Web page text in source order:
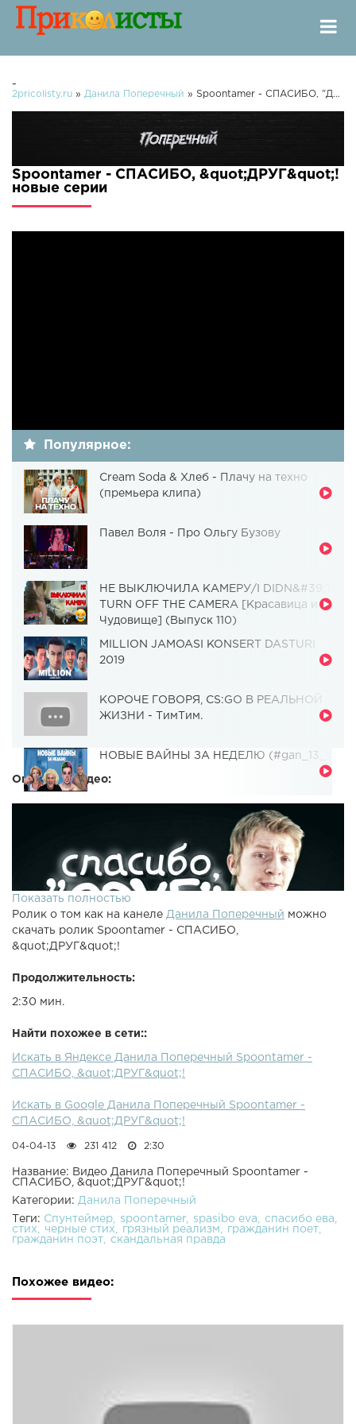
-
2pricolisty.ru » Данила Поперечный » Spoontamer - СПАСИБО, "ДРУГ"!
Spoontamer - СПАСИБО, &quot;ДРУГ&quot;!
новые серии
Популярное:
Cream Soda & Хлеб - Плачу на техно
(премьера клипа)
Павел Воля - Про Ольгу Бузову
НЕ ВЫКЛЮЧИЛА КАМЕРУ/I DIDN&#39;T
TURN OFF THE CAMERA [Красавица и
Чудовище] (Выпуск 110)
MILLION JAMOASI KONSERT DASTURI
2019
КОРОЧЕ ГОВОРЯ, CS:GO В РЕАЛЬНОЙ
ЖИЗНИ - ТимТим.
НОВЫЕ ВАЙНЫ ЗА НЕДЕЛЮ (#gan_13_)
Описание видео:
Показать полностью
Ролик о том как на канеле Данила Поперечный
можно
скачать ролик Spoontamer - СПАСИБО,
&quot;ДРУГ&quot;!
Продолжительность:
2:30 мин.
Найти похожее в сети::
Искать в Яндексе Данила Поперечный Spoontamer -
СПАСИБО, &quot;ДРУГ&quot;!
Искать в Google Данила Поперечный Spoontamer -
СПАСИБО, &quot;ДРУГ&quot;!
04-04-13 231 412 2:30
Название: Видео Данила Поперечный Spoontamer -
СПАСИБО, &quot;ДРУГ&quot;!
Категории: Данила Поперечный
Теги: Спунтеймер spoontamer spasibo eva
спасибо ева
стих
черные стих грязный реализм
гражданин поет
гражданин поэт
скандальная правда
Похожее видео: